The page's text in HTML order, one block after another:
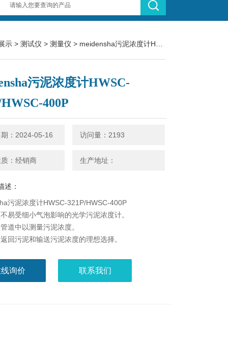
示 > 测试仪 > 测量仪 > meidensha污泥浓度计HWSC-321P/HWSC-400P
污泥浓度计HWSC-
400P
：2024-05-16 访问量：2193
：经销商 生产地址：
述：
污泥浓度计HWSC-321P/HWSC-400P
易受细小气泡影响的光学污泥浓度计。
道中以测量污泥浓度。
回污泥和输送污泥浓度的理想选择。
询价 联系我们